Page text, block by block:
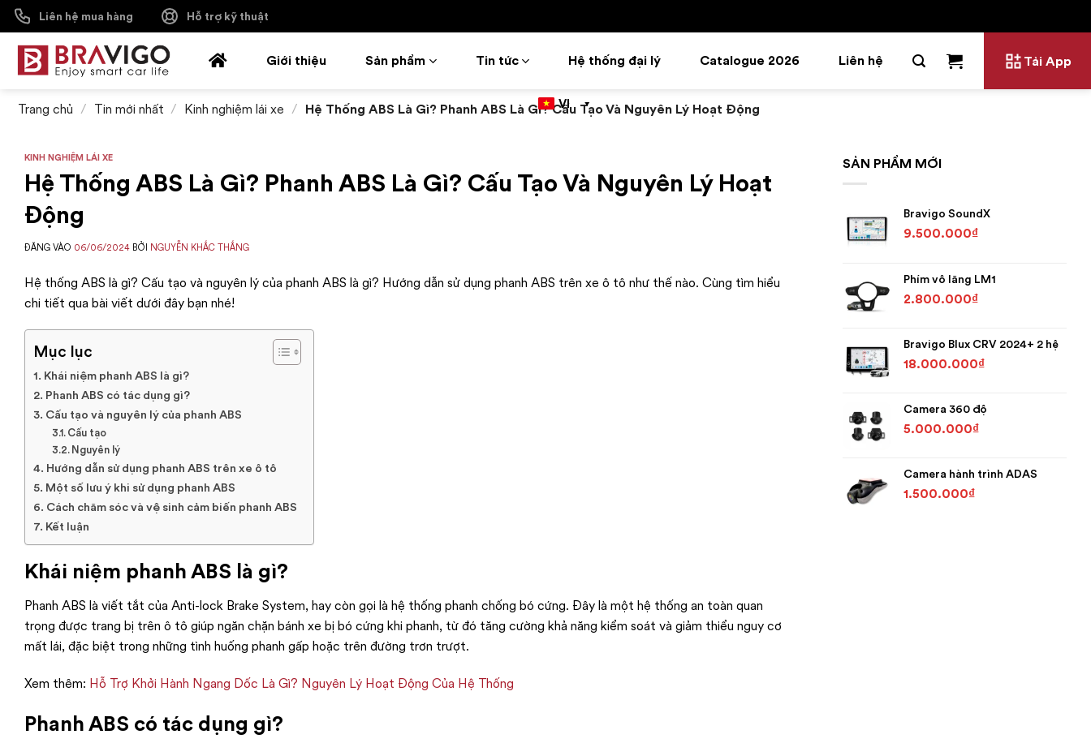
qua
dung
Liên hệ mua hàng Hỗ trợ kỹ thuật
Giới thiệu Sản phẩm Tin tức Hệ thống đại lý Catalogue 2026 Liên hệ
VI
Tải App
Trang chủ / Tin mới nhất / Kinh nghiệm lái xe / Hệ Thống ABS Là Gì? Phanh ABS Là Gì? Cấu Tạo Và Nguyên Lý Hoạt Động
KINH NGHIỆM LÁI XE
Hệ Thống ABS Là Gì? Phanh ABS Là Gì? Cấu Tạo Và Nguyên Lý Hoạt
Động
ĐĂNG VÀO 06/06/2024 BỞI NGUYỄN KHẮC THẮNG
Hệ thống ABS là gì? Cấu tạo và nguyên lý của phanh ABS là gì? Hướng dẫn sử dụng phanh ABS trên xe ô tô như thế nào. Cùng tìm hiểu
chi tiết qua bài viết dưới đây bạn nhé!
Mục lục
Khái niệm phanh ABS là gì?
Phanh ABS có tác dụng gì?
Cấu tạo và nguyên lý của phanh ABS
Cấu tạo
Nguyên lý
Hướng dẫn sử dụng phanh ABS trên xe ô tô
Một số lưu ý khi sử dụng phanh ABS
Cách chăm sóc và vệ sinh cảm biến phanh ABS
Kết luận
Khái niệm phanh ABS là gì?
Phanh ABS là viết tắt của Anti-lock Brake System, hay còn gọi là hệ thống phanh chống bó cứng. Đây là một hệ thống an toàn quan
trọng được trang bị trên ô tô giúp ngăn chặn bánh xe bị bó cứng khi phanh, từ đó tăng cường khả năng kiểm soát và giảm thiểu nguy cơ
mất lái, đặc biệt trong những tình huống phanh gấp hoặc trên đường trơn trượt.
Xem thêm: Hỗ Trợ Khởi Hành Ngang Dốc Là Gì? Nguyên Lý Hoạt Động Của Hệ Thống
Phanh ABS có tác dụng gì?
SẢN PHẨM MỚI
Bravigo SoundX
9.500.000₫
Phím vô lăng LM1
2.800.000₫
Bravigo Blux CRV 2024+ 2 hệ
18.000.000₫
Camera 360 độ
5.000.000₫
Camera hành trình ADAS
1.500.000₫